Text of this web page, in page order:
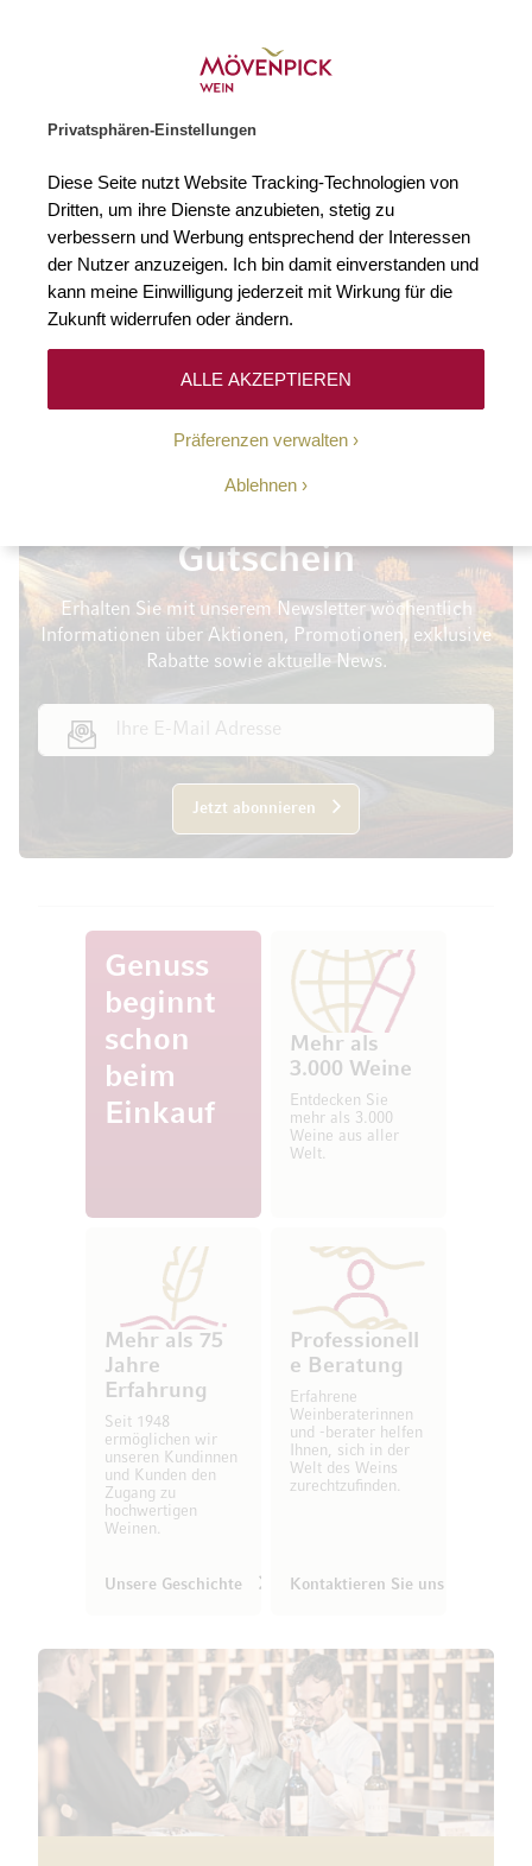
Privatsphären-Einstellungen
Diese Seite nutzt Website Tracking-Technologien von
Dritten, um ihre Dienste anzubieten, stetig zu
verbessern und Werbung entsprechend der Interessen
der Nutzer anzuzeigen. Ich bin damit einverstanden und
kann meine Einwilligung jederzeit mit Wirkung für die
Zukunft widerrufen oder ändern.
Präferenzen verwalten
Ablehnen
ALLE AKZEPTIEREN
Hojiblanca 0
Leider können wir keine passenden Produkte zu
ihrer Auswahl finden.
Gutschein
Erhalten Sie mit unserem Newsletter wöchentlich
Informationen über Aktionen, Promotionen, exklusive
Rabatte sowie aktuelle News.
Jetzt abonnieren
Genuss
beginnt
schon
beim
Einkauf
Mehr als
3.000 Weine
Entdecken Sie
mehr als 3.000
Weine aus aller
Welt.
Mehr als 75
Jahre
Erfahrung
Seit 1948
ermöglichen wir
unseren Kundinnen
und Kunden den
Zugang zu
hochwertigen
Weinen.
Unsere Geschichte
Professionell
e Beratung
Erfahrene
Weinberaterinnen
und -berater helfen
Ihnen, sich in der
Welt des Weins
zurechtzufinden.
Kontaktieren Sie uns